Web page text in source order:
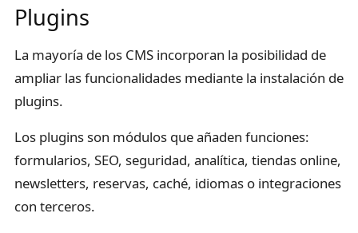
Plugins
La mayoría de los CMS incorporan la posibilidad de
ampliar las funcionalidades mediante la instalación de
plugins.
Los plugins son módulos que añaden funciones:
formularios, SEO, seguridad, analítica, tiendas online,
newsletters, reservas, caché, idiomas o integraciones
con terceros.